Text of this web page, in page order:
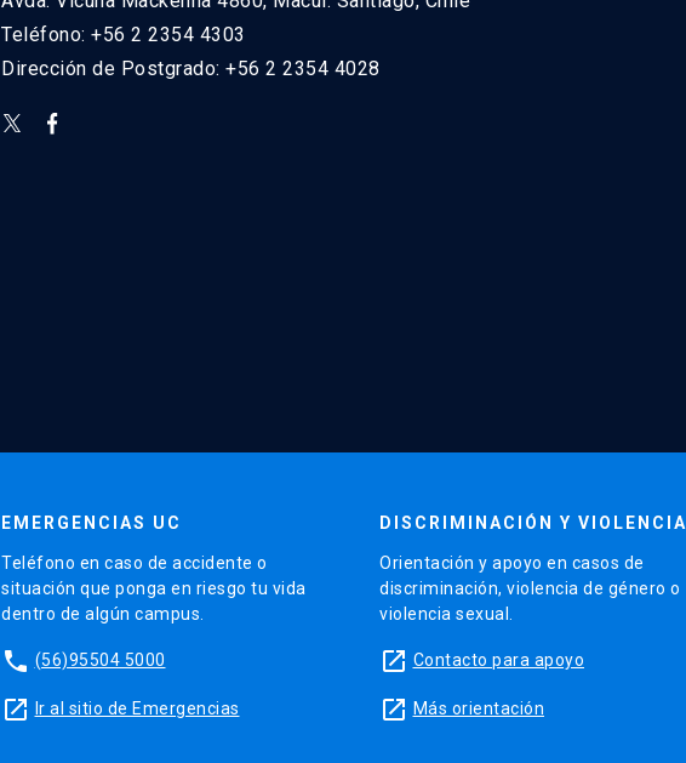
Teléfono: +56 2 2354 4303
Dirección de Postgrado: +56 2 2354 4028
EMERGENCIAS UC
Teléfono en caso de accidente o
situación que ponga en riesgo tu vida
dentro de algún campus.
phone (56)95504 5000
launch Ir al sitio de Emergencias
DISCRIMINACIÓN Y VIOLENCIA
Orientación y apoyo en casos de
discriminación, violencia de género o
violencia sexual.
launch Contacto para apoyo
launch Más orientación